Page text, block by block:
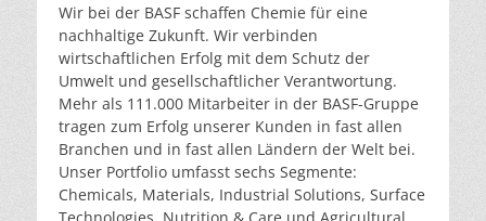
Wir bei der BASF schaffen Chemie für eine
nachhaltige Zukunft. Wir verbinden
wirtschaftlichen Erfolg mit dem Schutz der
Umwelt und gesellschaftlicher Verantwortung.
Mehr als 111.000 Mitarbeiter in der BASF-Gruppe
tragen zum Erfolg unserer Kunden in fast allen
Branchen und in fast allen Ländern der Welt bei.
Unser Portfolio umfasst sechs Segmente:
Chemicals, Materials, Industrial Solutions, Surface
Technologies, Nutrition & Care und Agricultural